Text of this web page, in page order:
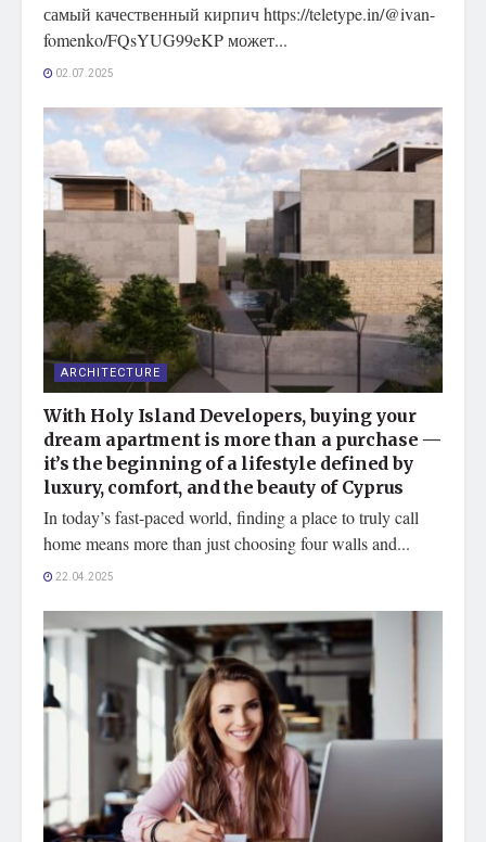
самый качественный кирпич https://teletype.in/@ivan-
fomenko/FQsYUG99eKP может...
02.07.2025
ARCHITECTURE
With Holy Island Developers, buying your
dream apartment is more than a purchase —
it’s the beginning of a lifestyle defined by
luxury, comfort, and the beauty of Cyprus
In today’s fast-paced world, finding a place to truly call
home means more than just choosing four walls and...
22.04.2025